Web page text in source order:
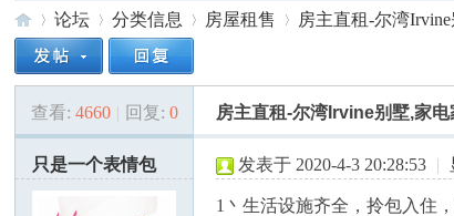
美»
论坛
›
分类信息 房屋租售
›
房主直租-尔湾
查看: 4660 | 回复: 0 房主直租-尔湾Irvine别墅,家
只是一个表情包 发表于 2020-4-3 20:28:53 |
1丶生活设施齐全，拎包入住